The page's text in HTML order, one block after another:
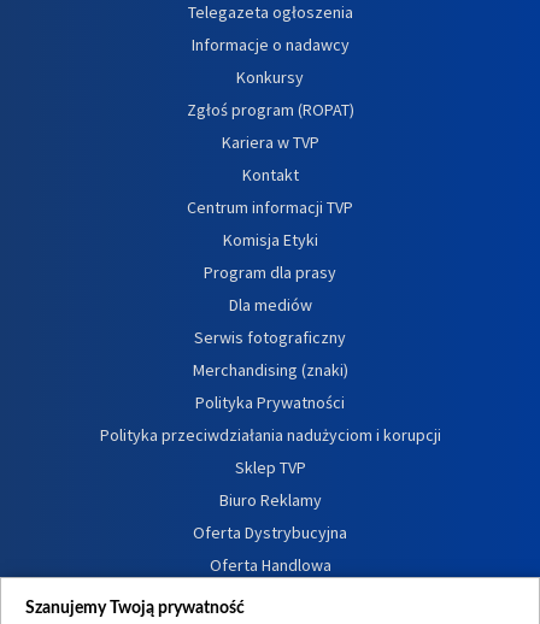
Telegazeta ogłoszenia
Informacje o nadawcy
Konkursy
Zgłoś program (ROPAT)
Kariera w TVP
Kontakt
Centrum informacji TVP
Komisja Etyki
Program dla prasy
Dla mediów
Serwis fotograficzny
Merchandising (znaki)
Polityka Prywatności
Polityka przeciwdziałania nadużyciom i korupcji
Sklep TVP
Biuro Reklamy
Oferta Dystrybucyjna
Oferta Handlowa
Dostępność
Szanujemy Twoją prywatność